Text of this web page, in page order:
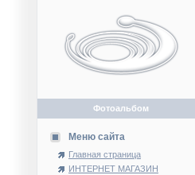
Фотоальбом
Меню сайта
Главная страница
ИНТЕРНЕТ МАГАЗИН